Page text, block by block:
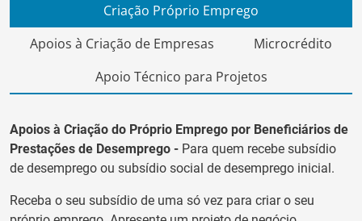
Criação Próprio Emprego
Apoios à Criação de Empresas
Microcrédito
Apoio Técnico para Projetos
Apoios à Criação do Próprio Emprego por Beneficiários de
Prestações de Desemprego - Para quem recebe subsídio
de desemprego ou subsídio social de desemprego inicial.
Receba o seu subsídio de uma só vez para criar o seu